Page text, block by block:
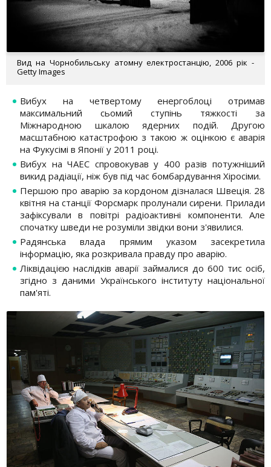
Вид на Чорнобильську атомну електростанцію, 2006 рік -
Getty Images
Вибух на четвертому енергоблоці отримав
максимальний сьомий ступінь тяжкості за
Міжнародною шкалою ядерних подій. Другою
масштабною катастрофою з такою ж оцінкою є аварія
на Фукусімі в Японії у 2011 році.
Вибух на ЧАЕС спровокував у 400 разів потужніший
викид радіації, ніж був під час бомбардування Хіросіми.
Першою про аварію за кордоном дізналася Швеція. 28
квітня на станції Форсмарк пролунали сирени. Прилади
зафіксували в повітрі радіоактивні компоненти. Але
спочатку шведи не розуміли звідки вони з'явилися.
Радянська влада прямим указом засекретила
інформацію, яка розкривала правду про аварію.
Ліквідацією наслідків аварії займалися до 600 тис осіб,
згідно з даними Українського інституту національної
пам'яті.